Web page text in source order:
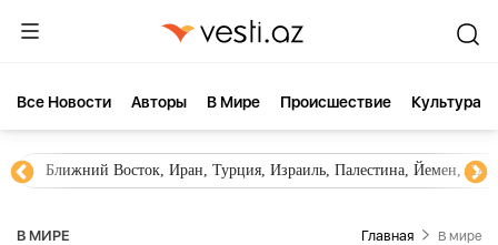
Все Новости Aвторы В Мире Происшествие Культура
Ближний Восток, Иран, Турция, Израиль, Палестина, Йемен,
В МИРЕ Главная В мире